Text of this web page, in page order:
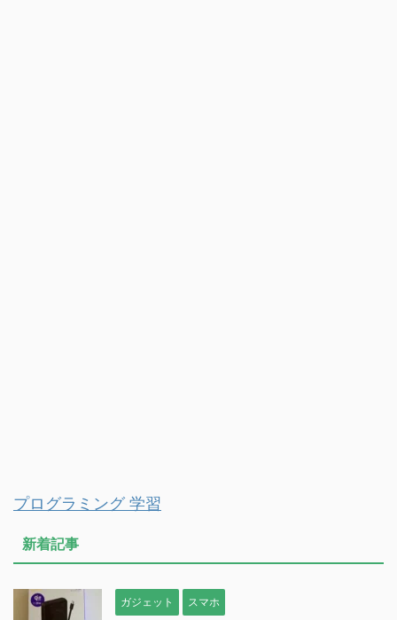
プログラミング 学習
新着記事
ガジェット スマホ